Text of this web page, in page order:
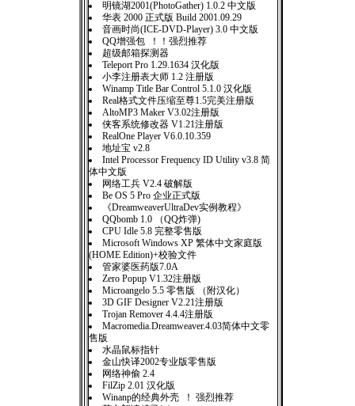
明镜湖2001(PhotoGather) 1.0.2 中文版
华表 2000 正式版 Build 2001.09.29
音画时尚(ICE-DVD-Player) 3.0 中文版
QQ增强包 ！！强烈推荐
超级邮箱探测器
Teleport Pro 1.29.1634 汉化版
小李注册表大师 1.2 注册版
Winamp Title Bar Control 5.1.0 汉化版
Real格式文件压缩至尊1.5完美注册版
AltoMP3 Maker V3.02注册版
侠客系统修改器 V1.21注册版
RealOne Player V6.0.10.359
地址宝 v2.8
Intel Processor Frequency ID Utility v3.8 简
体中文版
网络工兵 V2.4 破解版
Be OS 5 Pro 企业正式版
《DreamweaverUltraDev实例教程》
QQbomb 1.0 （QQ炸弹)
CPU Idle 5.8 完整零售版
Microsoft Windows XP 繁体中文家庭版
(HOME Edition)+校验文件
管家婆医药版7.0A
Zero Popup V1.32注册版
Microangelo 5.5 零售版 （附汉化）
3D GIF Designer V2.21注册版
Trojan Remover 4.4.4注册版
Macromedia.Dreamweaver.4.03简体中文零
售版
水晶鼠标指针
金山快译2002专业版零售版
网络神偷 2.4
FilZip 2.01 汉化版
Winanp的经典外壳 ！ 强烈推荐